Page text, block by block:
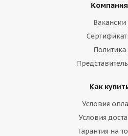
Компания
Вакансии
Политика
Как
Условия
Условия
Гарантия на